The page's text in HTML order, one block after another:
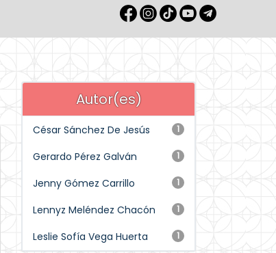
Autor(es)
1
César Sánchez De Jesús
1
Gerardo Pérez Galván
1
Jenny Gómez Carrillo
1
Lennyz Meléndez Chacón
1
Leslie Sofía Vega Huerta